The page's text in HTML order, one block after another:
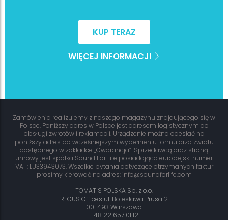
KUP TERAZ
WIĘCEJ INFORMACJI
Zamówienia realizujemy z naszego magazynu znajdującego się w
Polsce. Poniższy adres w Polsce jest adresem logistycznym do
obsługi zwrotów i reklamacji. Urządzenie można odesłać na
poniższy adres po wcześniejszym wypełnieniu formularza zwrotu
dostępnego w zakładce „Gwarancja”. Sprzedawcą oraz stroną
umowy jest spółka Sound For Life posiadająca europejski numer
VAT: LU33943073. Wszelkie pytania dotyczące otrzymanych faktur
prosimy kierować na adres: info@soundforlife.com
TOMATIS POLSKA Sp. z o.o.
REGUS Offices ul. Bolesława Prusa 2
00-493 Warszawa
+48 22 657 01 12